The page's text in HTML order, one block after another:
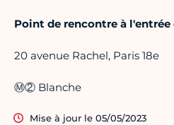
Point de rencontre à
20 avenue Rachel, Paris 18e
Ⓜ② Blanche
Mise à jour le 05/05/2023